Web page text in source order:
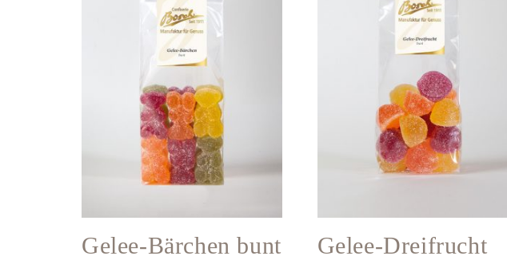
Gelee-Bärchen bunt
Gelee-Dreifrucht